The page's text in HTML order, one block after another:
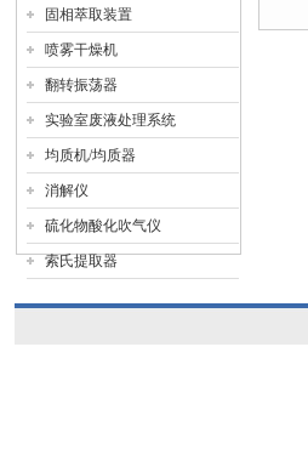
固相萃取装置
喷雾干燥机
翻转振荡器
实验室废液处理系统
均质机/均质器
消解仪
硫化物酸化吹气仪
索氏提取器